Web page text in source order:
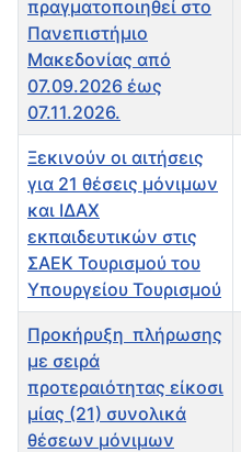
πραγματοποιηθεί στο
Πανεπιστήμιο
Μακεδονίας από
07.09.2026 έως
07.11.2026.
Ξεκινούν οι αιτήσεις
για 21 θέσεις μόνιμων
και ΙΔΑΧ
εκπαιδευτικών στις
ΣΑΕΚ Τουρισμού του
Υπουργείου Τουρισμού
Προκήρυξη πλήρωσης
με σειρά
προτεραιότητας είκοσι
μίας (21) συνολικά
θέσεων μόνιμων